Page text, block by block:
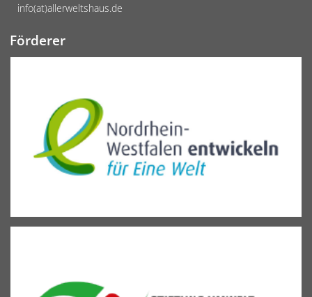
info(at)allerweltshaus.de
Förderer